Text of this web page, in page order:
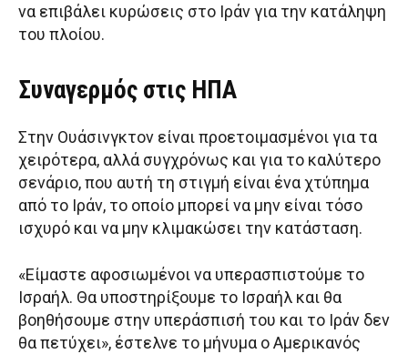
να επιβάλει κυρώσεις στο Ιράν για την κατάληψη
του πλοίου.
Συναγερμός στις ΗΠΑ
Στην Ουάσινγκτον είναι προετοιμασμένοι για τα
χειρότερα, αλλά συγχρόνως και για το καλύτερο
σενάριο, που αυτή τη στιγμή είναι ένα χτύπημα
από το Ιράν, το οποίο μπορεί να μην είναι τόσο
ισχυρό και να μην κλιμακώσει την κατάσταση.
«Είμαστε αφοσιωμένοι να υπερασπιστούμε το
Ισραήλ. Θα υποστηρίξουμε το Ισραήλ και θα
βοηθήσουμε στην υπεράσπισή του και το Ιράν δεν
θα πετύχει», έστελνε το μήνυμα ο Αμερικανός